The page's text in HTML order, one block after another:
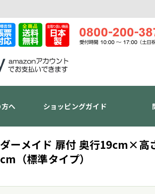
へ ショッピングガイド
ーメイド 扉付 奥行19cm×
（標準タイプ）